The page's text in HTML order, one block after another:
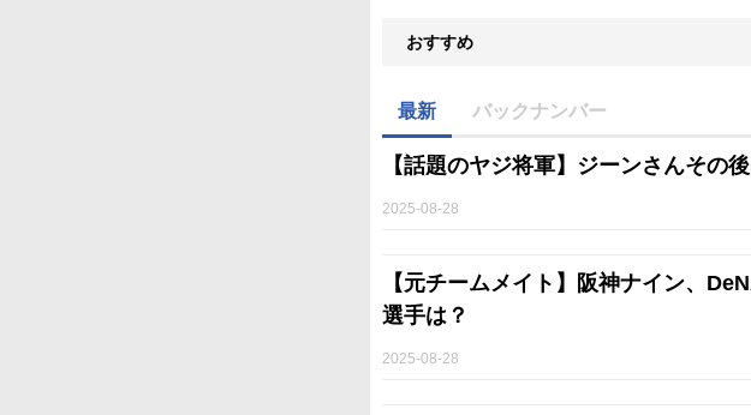
おすすめ
最新 バックナンバー
【話題のヤジ将軍】ジーンさんその
2025-08-28
【元チームメイト】阪神ナイン、
選手は？
2025-08-28